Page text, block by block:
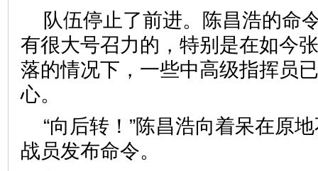
队伍停止了前进。陈昌浩的命
有很大号召力的，特别是在如今
落的情况下，一些中高级指挥员
心。
“向后转！”陈昌浩向着呆在原
战员发布命令。